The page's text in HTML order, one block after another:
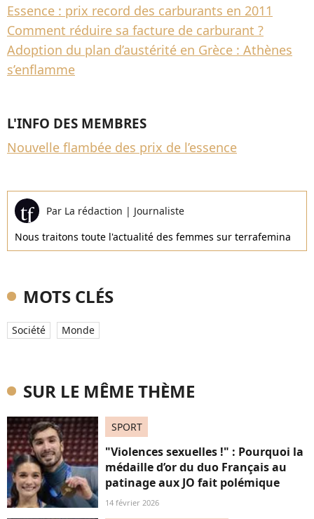
Essence : prix record des carburants en 2011
Comment réduire sa facture de carburant ?
Adoption du plan d’austérité en Grèce : Athènes
s’enflamme
L'INFO DES MEMBRES
Nouvelle flambée des prix de l’essence
Par La rédaction | Journaliste
Nous traitons toute l'actualité des femmes sur terrafemina
MOTS CLÉS
Société Monde
SUR LE MÊME THÈME
SPORT
"Violences sexuelles !" : Pourquoi la
médaille d’or du duo Français au
patinage aux JO fait polémique
14 février 2026